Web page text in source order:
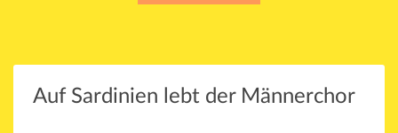
Auf Sardinien lebt der Männerchor